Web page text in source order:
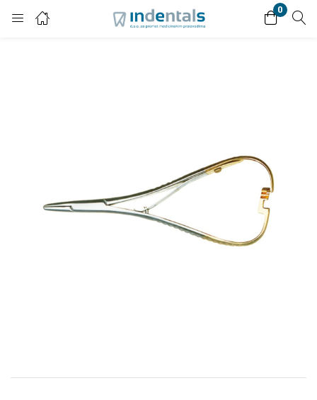
0
Login
Lost password?